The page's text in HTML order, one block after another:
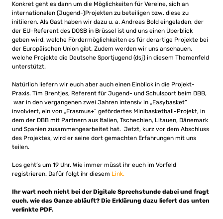
Konkret geht es dann um die Möglichkeiten für Vereine, sich an
internationalen (Jugend-)Projekten zu beteiligen bzw. diese zu
initiieren. Als Gast haben wir dazu u. a. Andreas Bold eingeladen, der
der EU-Referent des DOSB in Brüssel ist und uns einen Überblick
geben wird, welche Fördermöglichkeiten es für derartige Projekte bei
der Europäischen Union gibt. Zudem werden wir uns anschauen,
welche Projekte die Deutsche Sportjugend (dsj) in diesem Themenfeld
unterstützt.
Natürlich liefern wir euch aber auch einen Einblick in die Projekt-
Praxis. Tim Brentjes, Referent für Jugend- und Schulsport beim DBB,
war in den vergangenen zwei Jahren intensiv in „Easybasket“
involviert, ein von „Erasmus+“ gefördertes Minibasketball-Projekt, in
dem der DBB mit Partnern aus Italien, Tschechien, Litauen, Dänemark
und Spanien zusammengearbeitet hat. Jetzt, kurz vor dem Abschluss
des Projektes, wird er seine dort gemachten Erfahrungen mit uns
teilen.
Los geht’s um 19 Uhr. Wie immer müsst ihr euch im Vorfeld
registrieren. Dafür folgt ihr diesem Link.
Ihr wart noch nicht bei der Digitale Sprechstunde dabei und fragt
euch, wie das Ganze abläuft? Die Erklärung dazu liefert das unten
verlinkte PDF.